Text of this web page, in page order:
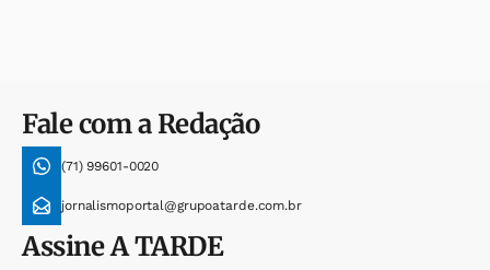
Fale com a Redação
(71) 99601-0020
jornalismoportal@grupoatarde.com.br
AssineA TARDE